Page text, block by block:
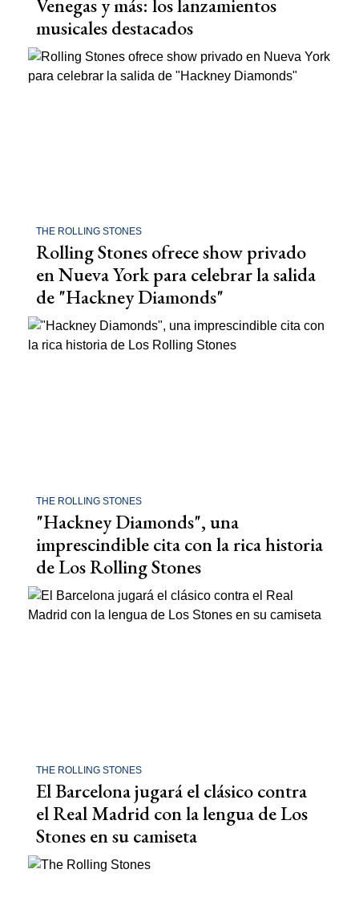
musicales destacados
THE ROLLING STONES
Rolling Stones ofrece show privado
en Nueva York para celebrar la salida
de "Hackney Diamonds"
THE ROLLING STONES
"Hackney Diamonds", una
imprescindible cita con la rica historia
de Los Rolling Stones
THE ROLLING STONES
El Barcelona jugará el clásico contra
el Real Madrid con la lengua de Los
Stones en su camiseta